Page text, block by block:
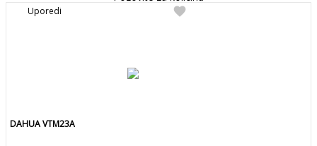
favorite
Uporedi
DAHUA VTM23A